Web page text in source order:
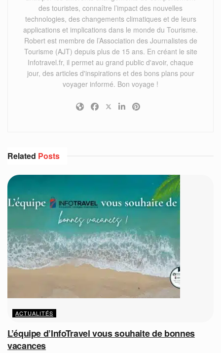
des touristes, connaître l’impact des nouvelles
technologies, des changements climatiques et de leurs
applications et implications dans le monde du Tourisme.
Robert est membre de l’Association des Journalistes de
Tourisme (AJT) depuis plus de 15 ans. En créant le site
Infotravel.fr, il permet au grand public d'avoir, chaque
jour, des articles d'inspirations et des bons plans pour
voyager informé. Bon voyage !
Related Posts
ACTUALITÉS
L’équipe d’InfoTravel vous souhaite de bonnes
vacances